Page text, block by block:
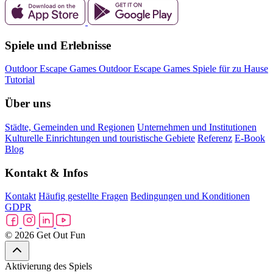
Spiele und Erlebnisse
Outdoor Escape Games Outdoor Escape Games Spiele für zu Hause
Tutorial
Über uns
Städte, Gemeinden und Regionen Unternehmen und Institutionen
Kulturelle Einrichtungen und touristische Gebiete Referenz E-Book
Blog
Kontakt & Infos
Kontakt Häufig gestellte Fragen Bedingungen und Konditionen
GDPR
© 2026 Get Out Fun
Aktivierung des Spiels